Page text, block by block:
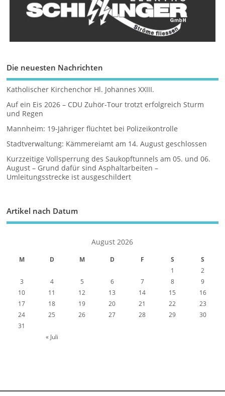
Die neuesten Nachrichten
Katholischer Kirchenchor Hl. Johannes XXIII.
Auf ein Eis 2026 – CDU Zuhör-Tour trotzt erfolgreich Sturm
und Regen
Mannheim: 19-Jähriger flüchtet bei Polizeikontrolle
Stadtverwaltung: Kämmereiamt am 14. August geschlossen
Kurzzeitige Vollsperrung des Saukopftunnels am 05. und 06.
August – Grund dafür sind Asphaltarbeiten –
Umleitungsstrecke ist ausgeschildert
Artikel nach Datum
August 2026
M D M D F S S
« Juli
1
2
3
4 5 6 7 8
9
10
11 12 13 14 15
16
17
18 19 20 21 22
23
24
25 26 27 28 29
30
31